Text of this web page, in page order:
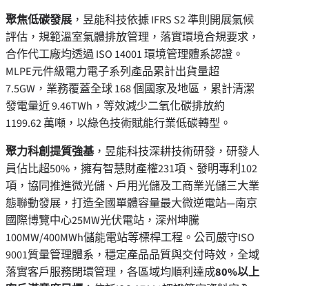
聚焦低碳發展，昱能科技依據 IFRS S2 準則開展氣候
評估，規範溫室氣體排放管理，落實環境合規要求，
合作代工廠均透過 ISO 14001 環境管理體系認證。
MLPE元件級電力電子系列產品累計出貨量超
7.5GW，業務覆蓋全球 168 個國家及地區，累計清潔
發電量近 9.46TWh，等效減少二氧化碳排放約
1199.62 萬噸，以綠色技術賦能行業低碳轉型。
聚力科創提質強基，昱能科技深耕技術研發，研發人
員佔比超50%，擁有智慧財產權231項、發明專利102
項，協同推進微光儲、戶用光儲及工商業光儲三大業
態聯動發展，打造全國單體容量最大微逆電站—南京
國際博覽中心25MW光伏電站，深州坤騰
100MW/400MWh儲能電站等標桿工程。公司嚴守ISO
9001質量管理體系，穩定產品品質與交付時效，全域
落實客戶服務閉環管理，各區域均順利達成80%以上